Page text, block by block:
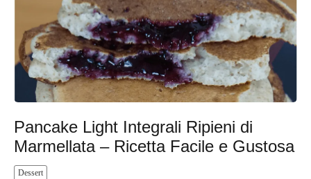
Pancake Light Integrali Ripieni di
Marmellata – Ricetta Facile e Gustosa
Dessert